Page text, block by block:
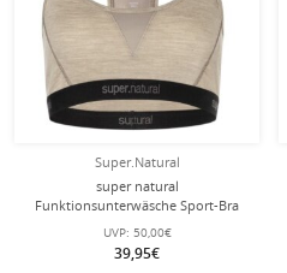
Super.Natural
super natural
Funktionsunterwäsche Sport-Bra
Tundra 220 Semplice (angenehmer
Tragekomfort) vintage beige/khaki
Damen
UVP: 50,00€
39,95€